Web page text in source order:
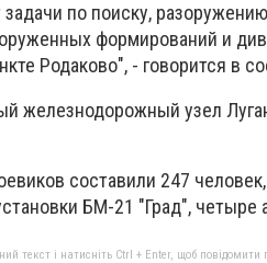
по поиску,
формирований и
Родаково", - говорится в
железнодорожный узел
составили 247
БМ-21 "Град", четыре
текст і натисніть Ctrl + Enter, щоб повідомити